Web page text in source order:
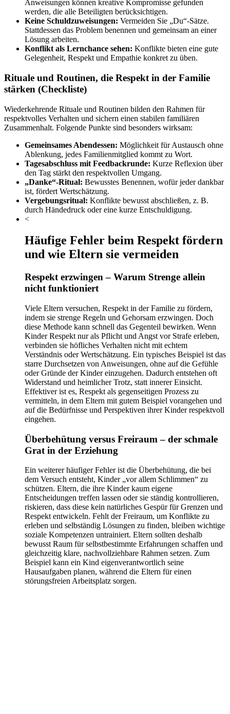
Anweisungen können kreative Kompromisse gefunden
werden, die alle Beteiligten berücksichtigen.
Keine Schuldzuweisungen: Vermeiden Sie „Du“-Sätze.
Stattdessen das Problem benennen und gemeinsam an einer
Lösung arbeiten.
Konflikt als Lernchance sehen: Konflikte bieten eine gute
Gelegenheit, Respekt und Empathie konkret zu üben.
Rituale und Routinen, die Respekt in der Familie
stärken (Checkliste)
Wiederkehrende Rituale und Routinen bilden den Rahmen für
respektvolles Verhalten und sichern einen stabilen familiären
Zusammenhalt. Folgende Punkte sind besonders wirksam:
Gemeinsames Abendessen: Möglichkeit für Austausch ohne
Ablenkung, jedes Familienmitglied kommt zu Wort.
Tagesabschluss mit Feedbackrunde: Kurze Reflexion über
den Tag stärkt den respektvollen Umgang.
„Danke“-Ritual: Bewusstes Benennen, wofür jeder dankbar
ist, fördert Wertschätzung.
Vergebungsritual: Konflikte bewusst abschließen, z. B.
durch Händedruck oder eine kurze Entschuldigung.
<
Häufige Fehler beim Respekt fördern
und wie Eltern sie vermeiden
Respekt erzwingen – Warum Strenge allein
nicht funktioniert
Viele Eltern versuchen, Respekt in der Familie zu fördern,
indem sie strenge Regeln und Gehorsam erzwingen. Doch
diese Methode kann schnell das Gegenteil bewirken. Wenn
Kinder Respekt nur als Pflicht und Angst vor Strafe erleben,
verbinden sie höfliches Verhalten nicht mit echtem
Verständnis oder Wertschätzung. Ein typisches Beispiel ist das
starre Durchsetzen von Anweisungen, ohne auf die Gefühle
oder Gründe der Kinder einzugehen. Dadurch entstehen oft
Widerstand und heimlicher Trotz, statt innerer Einsicht.
Effektiver ist es, Respekt als gegenseitigen Prozess zu
vermitteln, in dem Eltern mit gutem Beispiel vorangehen und
auf die Bedürfnisse und Perspektiven ihrer Kinder respektvoll
eingehen.
Überbehütung versus Freiraum – der schmale
Grat in der Erziehung
Ein weiterer häufiger Fehler ist die Überbehütung, die bei
dem Versuch entsteht, Kinder „vor allem Schlimmen“ zu
schützen. Eltern, die ihre Kinder kaum eigene
Entscheidungen treffen lassen oder sie ständig kontrollieren,
riskieren, dass diese kein natürliches Gespür für Grenzen und
Respekt entwickeln. Fehlt der Freiraum, um Konflikte zu
erleben und selbständig Lösungen zu finden, bleiben wichtige
soziale Kompetenzen untrainiert. Eltern sollten deshalb
bewusst Raum für selbstbestimmte Erfahrungen schaffen und
gleichzeitig klare, nachvollziehbare Rahmen setzen. Zum
Beispiel kann ein Kind eigenverantwortlich seine
Hausaufgaben planen, während die Eltern für einen
störungsfreien Arbeitsplatz sorgen.